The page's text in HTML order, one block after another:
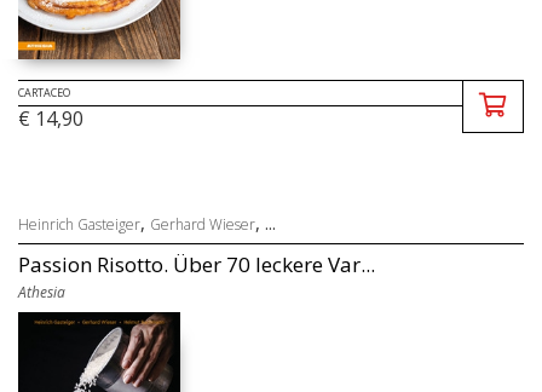
CARTACEO
€ 14,90
Heinrich Gasteiger, Gerhard Wieser, ...
Passion Risotto. Über 70 leckere Var...
Athesia